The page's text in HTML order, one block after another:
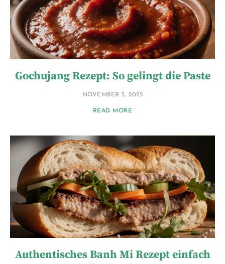
Gochujang Rezept: So gelingt die Paste
NOVEMBER 5, 2025
READ MORE
Authentisches Banh Mi Rezept einfach